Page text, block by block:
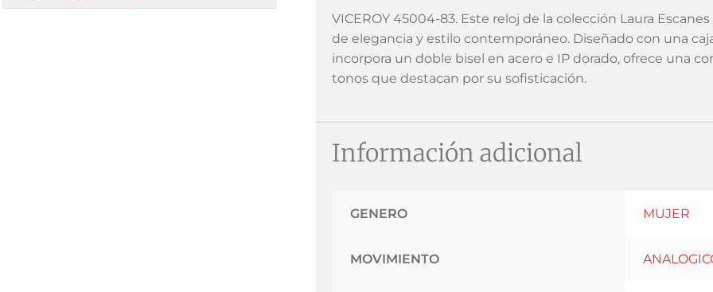
VICEROY 45004-83. Este reloj de la colección Laura
de elegancia y estilo contemporáneo. Diseñado con una
incorpora un doble bisel en acero e IP dorado, ofrece una
tonos que destacan por su sofisticación.
Información adicional
GENERO MUJER
MOVIMIENTO